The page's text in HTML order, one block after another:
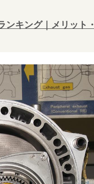
ンキング｜メリット